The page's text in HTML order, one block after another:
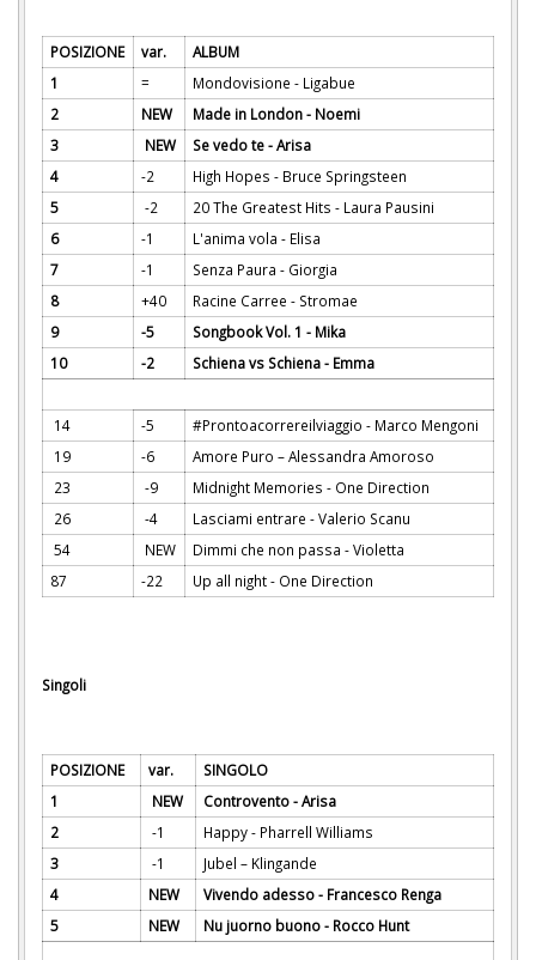
POSIZIONE var.
ALBUM
1
=
Mondovisione - Ligabue
2
NEW
Made in London - Noemi
3
NEW
Se vedo te - Arisa
4
-2
High Hopes - Bruce Springsteen
5
-2
20 The Greatest Hits - Laura Pausini
6
-1
L'anima vola - Elisa
7
-1
Senza Paura - Giorgia
8
+40
Racine Carree - Stromae
9
-5
Songbook Vol. 1 - Mika
10
-2 Schiena vs Schiena - Emma
14 -5
#Prontoacorrereilviaggio - Marco Mengoni
19
-6
Amore Puro – Alessandra Amoroso
23
-9
Midnight Memories - One Direction
26
-4
Lasciami entrare - Valerio Scanu
54
NEW
Dimmi che non passa - Violetta
87
-22 Up all night - One Direction
Singoli
POSIZIONE var.
SINGOLO
1
NEW
Controvento - Arisa
2
-1
Happy - Pharrell Williams
3
-1
Jubel – Klingande
4
NEW
Vivendo adesso - Francesco Renga
5
NEW Nu juorno buono - Rocco Hunt